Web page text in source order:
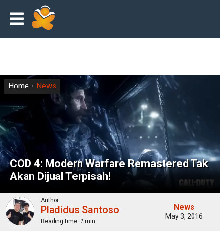
COD 4: Modern Warfare Remastered Tak
Akan Dijual Terpisah!
Home News
Author
Pladidus Santoso
Reading time: 2 min
News
May 3, 2016